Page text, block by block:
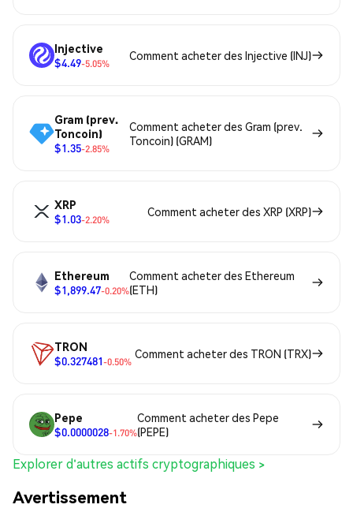
Injective
$4.49-5.05%
Comment acheter des Injective (INJ)
Gram (prev.
Toncoin)
$1.35-2.85%
Comment acheter des Gram (prev.
Toncoin) (GRAM)
XRP
$1.03-2.20%
Comment acheter des XRP (XRP)
Ethereum
$1,899.47-0.20%
Comment acheter des Ethereum
(ETH)
TRON
$0.327481-0.50%
Comment acheter des TRON (TRX)
Pepe
$0.0000028-1.70%
Comment acheter des Pepe
(PEPE)
Explorer d'autres actifs cryptographiques >
Avertissement